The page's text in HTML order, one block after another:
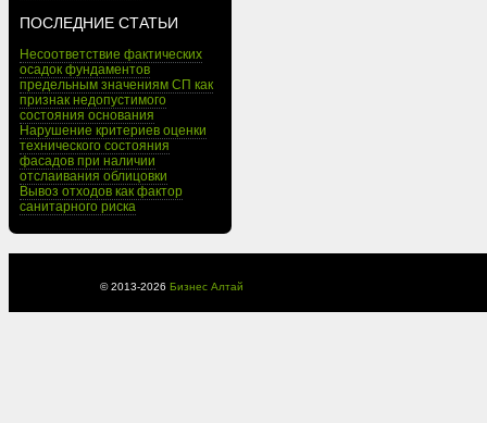
ПОСЛЕДНИЕ СТАТЬИ
Несоответствие фактических
осадок фундаментов
предельным значениям СП как
признак недопустимого
состояния основания
Нарушение критериев оценки
технического состояния
фасадов при наличии
отслаивания облицовки
Вывоз отходов как фактор
санитарного риска
© 2013-2026 Бизнес Алтай